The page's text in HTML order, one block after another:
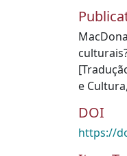
e
DOI
https://